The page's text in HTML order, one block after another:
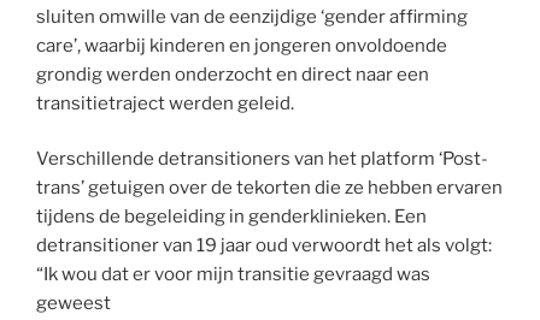
sluiten omwille van de eenzijdige ‘gender affirming
care’, waarbij kinderen en jongeren onvoldoende
grondig werden onderzocht en direct naar een
transitietraject werden geleid.
Verschillende detransitioners van het platform ‘Post-
trans’ getuigen over de tekorten die ze hebben ervaren
tijdens de begeleiding in genderklinieken. Een
detransitioner van 19 jaar oud verwoordt het als volgt:
“Ik wou dat er voor mijn transitie gevraagd was
geweest